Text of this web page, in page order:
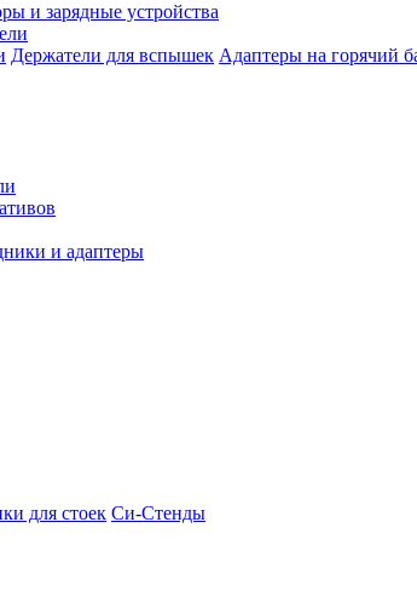
и зарядные устройства
Держатели для вспышек Адаптеры на горячий
и адаптеры
для стоек Си-Стенды